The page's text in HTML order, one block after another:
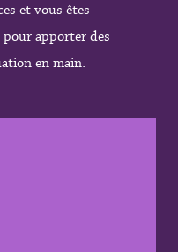
et vous êtes
apporter des
en main.